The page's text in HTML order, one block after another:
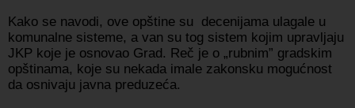
Kako se navodi, ove opštine su decenijama ulagale u
komunalne sisteme, a van su tog sistem kojim upravljaju
JKP koje je osnovao Grad. Reč je o „rubnim” gradskim
opštinama, koje su nekada imale zakonsku mogućnost
da osnivaju javna preduzeća.